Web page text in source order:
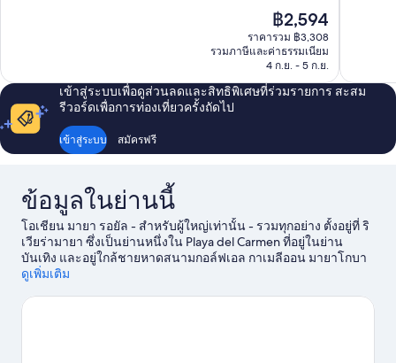
รีวิว
ราคา
ปัจจุบัน
คือ
฿2,594
฿2,594
ราคารวม ฿3,308
รวมภาษีและค่าธรรมเนียม
4 ก.ย. - 5 ก.ย.
1,014
รีวิว
เข้าสู่ระบบเพื่อดูส่วนลดและสิทธิพิเศษที่ร่วมรายการ สะสม
รีวอร์ดเพื่อการท่องเที่ยวครั้งถัดไป
เข้าสู่ระบบ สมัครฟรี
ข้อมูลในย่านนี้
โอเชียน มายา รอยัล - สำหรับผู้ใหญ่เท่านั้น - รวมทุกอย่าง ตั้งอยู่ที่ ริ
เวียร่ามายา ซึ่งเป็นย่านหนึ่งใน Playa del Carmen ที่อยู่ในย่าน
บันเทิง และอยู่ใกล้ชายหาดสนามกอล์ฟเอล กาเมลีออน มายาโกบา
และ Xplor Theme Park คือสถานที่ห้ามพลาดสำหรับนักเดินทางที่
ในพื้นที่ ต้องที่นี่เลย Maroma Beach และ สวน Tres Rios Ecopark ถ้า
ดูเพิ่มเติม